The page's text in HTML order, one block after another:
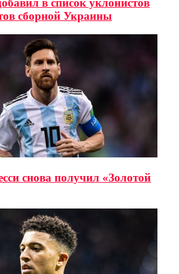
в список уклонистов
сборной Украины
снова получил «Золотой